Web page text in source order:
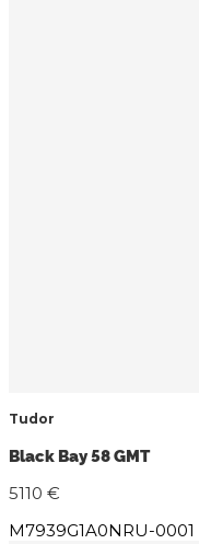
Tudor
Black Bay 58 GMT
5110 €
M7939G1A0NRU-0001